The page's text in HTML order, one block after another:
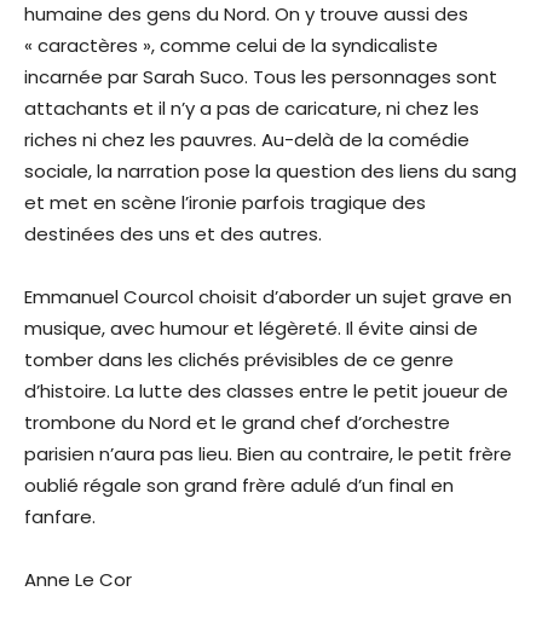
humaine des gens du Nord. On y trouve aussi des
« caractères », comme celui de la syndicaliste
incarnée par Sarah Suco. Tous les personnages sont
attachants et il n’y a pas de caricature, ni chez les
riches ni chez les pauvres. Au-delà de la comédie
sociale, la narration pose la question des liens du sang
et met en scène l’ironie parfois tragique des
destinées des uns et des autres.
Emmanuel Courcol choisit d’aborder un sujet grave en
musique, avec humour et légèreté. Il évite ainsi de
tomber dans les clichés prévisibles de ce genre
d’histoire. La lutte des classes entre le petit joueur de
trombone du Nord et le grand chef d’orchestre
parisien n’aura pas lieu. Bien au contraire, le petit frère
oublié régale son grand frère adulé d’un final en
fanfare.
Anne Le Cor